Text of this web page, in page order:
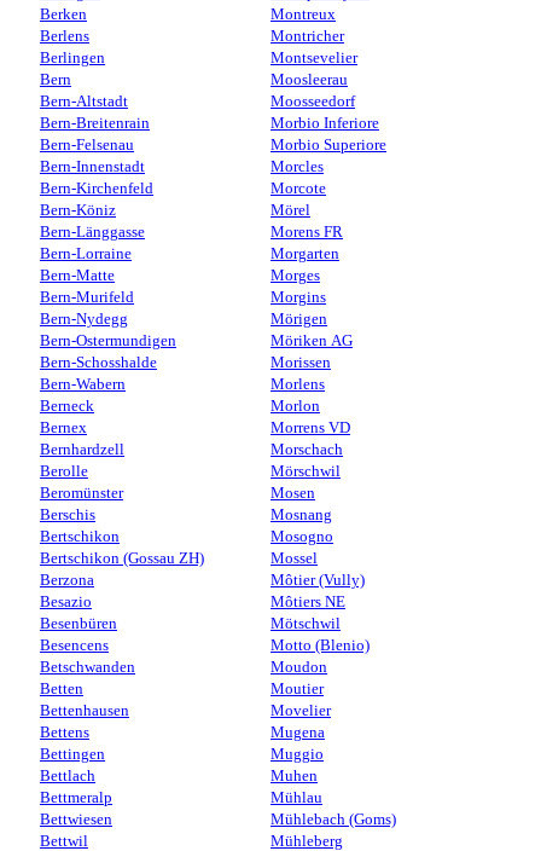
Berken
Berlens
Berlingen
Bern
Bern-Altstadt
Bern-Breitenrain
Bern-Felsenau
Bern-Innenstadt
Bern-Kirchenfeld
Bern-Köniz
Bern-Länggasse
Bern-Lorraine
Bern-Matte
Bern-Murifeld
Bern-Nydegg
Bern-Ostermundigen
Bern-Schosshalde
Bern-Wabern
Berneck
Bernex
Bernhardzell
Berolle
Beromünster
Berschis
Bertschikon
Bertschikon (Gossau ZH)
Berzona
Besazio
Besenbüren
Besencens
Betschwanden
Betten
Bettenhausen
Bettens
Bettingen
Bettlach
Bettmeralp
Bettwiesen
Bettwil
Montreux
Montricher
Montsevelier
Moosleerau
Moosseedorf
Morbio Inferiore
Morbio Superiore
Morcles
Morcote
Mörel
Morens FR
Morgarten
Morges
Morgins
Mörigen
Möriken AG
Morissen
Morlens
Morlon
Morrens VD
Morschach
Mörschwil
Mosen
Mosnang
Mosogno
Mossel
Môtier (Vully)
Môtiers NE
Mötschwil
Motto (Blenio)
Moudon
Moutier
Movelier
Mugena
Muggio
Muhen
Mühlau
Mühlebach (Goms)
Mühleberg